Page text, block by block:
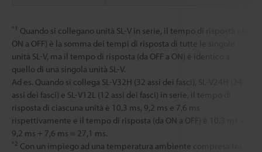
*1 Quando si collegano unità SL-V in serie, il tempo di risposta (da
ON a OFF) è la somma dei tempi di risposta di tutte le singole
unità SL-V, ma il tempo di risposta (da OFF a ON) è identico a
quello di una singola unità SL-V.
Ad es. Quando si collega SL-V32H (32 assi dei fasci), SL-V24H (24
assi dei fasci) e SL-V12L (12 assi dei fasci) in serie, il tempo di
risposta di ciascuna unità è 10,3 ms, 9,2 ms e 7,6 ms
rispettivamente e il tempo di risposta (da ON a OFF) è 10,3 ms +
9,2 ms + 7,6 ms = 27,1 ms.
*2 Con un impiego ad una temperatura ambiente compresa tra